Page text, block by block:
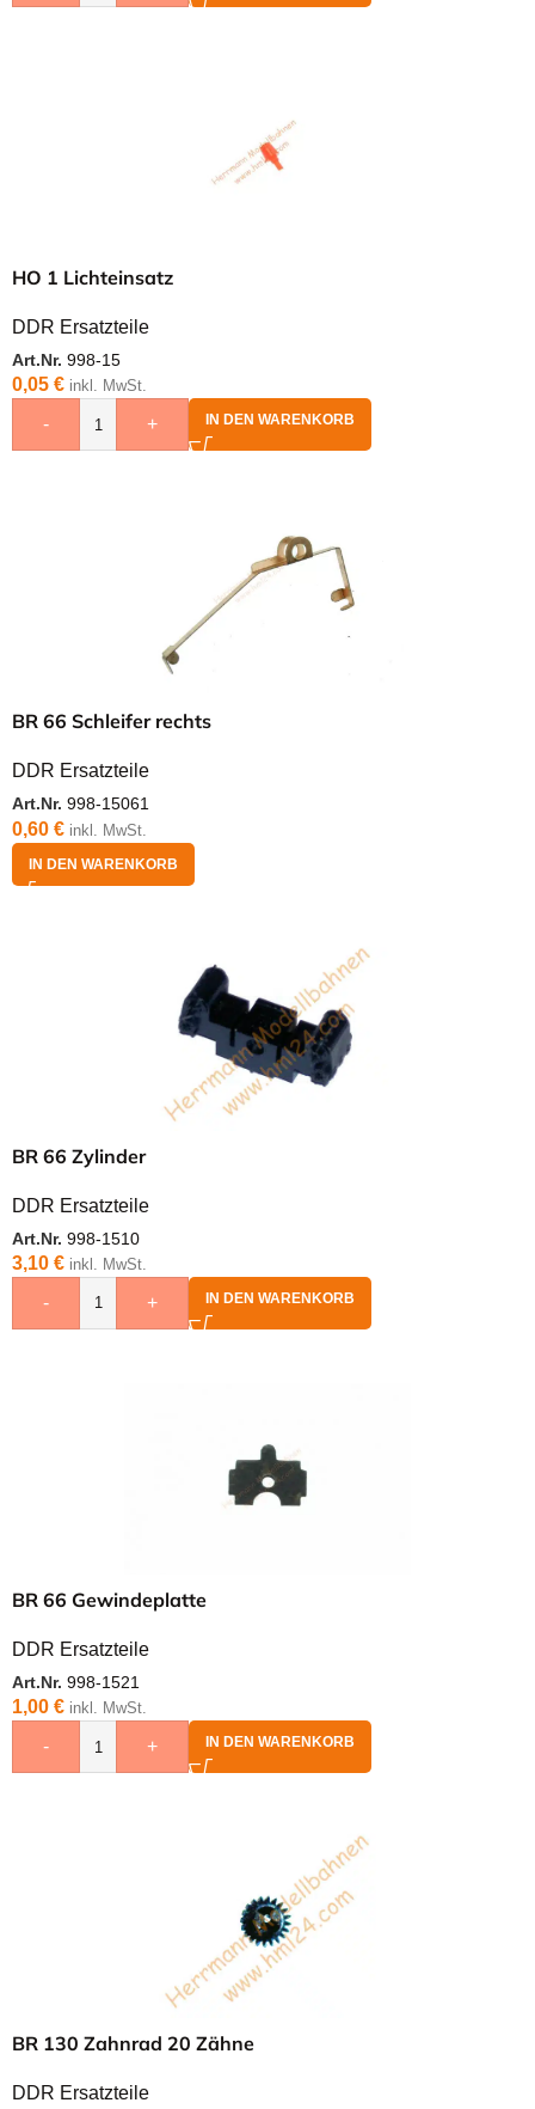
HO 1 Lichteinsatz
DDR Ersatzteile
Art.Nr. 998-15
0,05 € inkl. MwSt.
- + IN DEN WARENKORB
BR 66 Schleifer rechts
DDR Ersatzteile
Art.Nr. 998-15061
0,60 € inkl. MwSt.
IN DEN WARENKORB
BR 66 Zylinder
DDR Ersatzteile
Art.Nr. 998-1510
3,10 € inkl. MwSt.
- + IN DEN WARENKORB
BR 66 Gewindeplatte
DDR Ersatzteile
Art.Nr. 998-1521
1,00 € inkl. MwSt.
- + IN DEN WARENKORB
BR 130 Zahnrad 20 Zähne
DDR Ersatzteile